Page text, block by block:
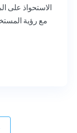
الاستحواذ على
مع رؤية